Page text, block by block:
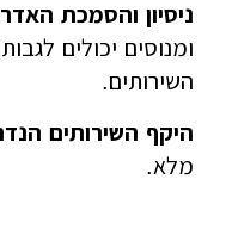
ניסיון והסמכת
ומנוסים יכולים
השירותים.
היקף השירותים
מלא.